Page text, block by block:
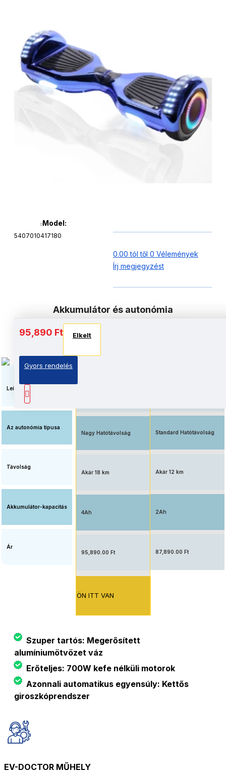
Model:
5407010417180
0.00 tól től 0 Vélemények
Írj megjegyzést
95,890 Ft Elkelt
Gyors rendelés
Akkumulátor és autonómia
Leírás
Az autonómia típusa
Távolság
Akkumulátor-kapacitás
Ár
Elkelt
Nagy Hatótávolság
Akár 18 km
4Ah
95,890.00 Ft
ÖN ITT VAN
Standard Hatótávolság
Akár 12 km
2Ah
87,890.00 Ft
Szuper tartós: Megerősített
alumíniumötvözet váz
Erőteljes: 700W kefe nélküli motorok
Azonnali automatikus egyensúly: Kettős
giroszkóprendszer
EV-DOCTOR MŰHELY